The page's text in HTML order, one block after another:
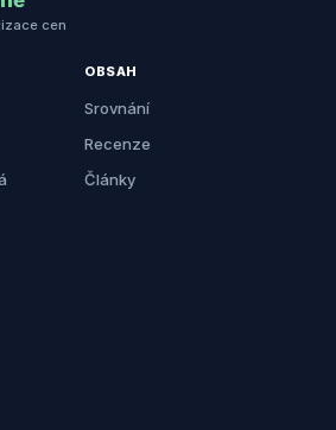
cen
OBSAH
Srovnání
Recenze
Články